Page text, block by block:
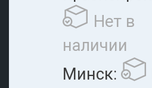
Нет в
наличии
Минск: